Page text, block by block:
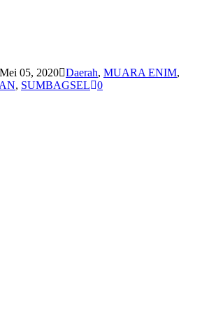
Mei 05, 2020 Daerah, MUARA ENIM,
, SUMBAGSEL
0